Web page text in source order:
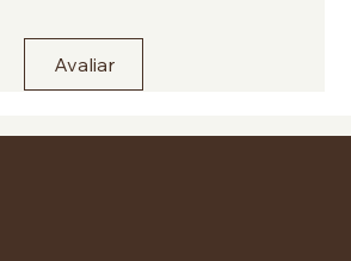
Avaliar